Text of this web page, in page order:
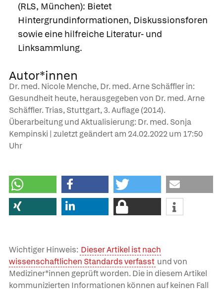
(RLS, München): Bietet
Hintergrundinformationen, Diskussionsforen
sowie eine hilfreiche Literatur- und
Linksammlung.
Autor*innen
Dr. med. Nicole Menche, Dr. med. Arne Schäffler in:
Gesundheit heute, herausgegeben von Dr. med. Arne
Schäffler. Trias, Stuttgart, 3. Auflage (2014).
Überarbeitung und Aktualisierung: Dr. med. Sonja
Kempinski | zuletzt geändert am 24.02.2022um 17:50
Uhr
Wichtiger Hinweis: Dieser Artikel ist nach
wissenschaftlichen Standards verfasst und von
Mediziner*innen geprüft worden. Die in diesem Artikel
kommunizierten Informationen können auf keinen Fall